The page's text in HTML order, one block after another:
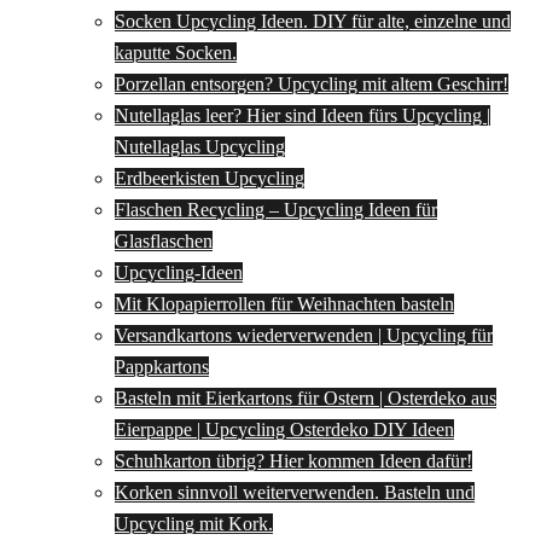
Socken Upcycling Ideen. DIY für alte, einzelne und
kaputte Socken.
Porzellan entsorgen? Upcycling mit altem Geschirr!
Nutellaglas leer? Hier sind Ideen fürs Upcycling |
Nutellaglas Upcycling
Erdbeerkisten Upcycling
Flaschen Recycling – Upcycling Ideen für
Glasflaschen
Upcycling-Ideen
Mit Klopapierrollen für Weihnachten basteln
Versandkartons wiederverwenden | Upcycling für
Pappkartons
Basteln mit Eierkartons für Ostern | Osterdeko aus
Eierpappe | Upcycling Osterdeko DIY Ideen
Schuhkarton übrig? Hier kommen Ideen dafür!
Korken sinnvoll weiterverwenden. Basteln und
Upcycling mit Kork.